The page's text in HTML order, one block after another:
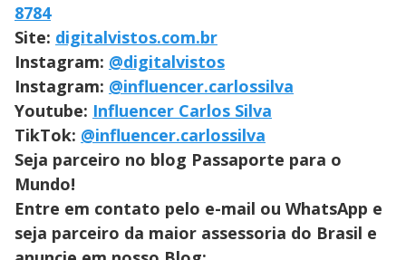
8784
Site: digitalvistos.com.br
Instagram: @digitalvistos
Instagram: @influencer.carlossilva
Youtube: Influencer Carlos Silva
TikTok: @influencer.carlossilva
Seja parceiro no blog Passaporte para o
Mundo!
Entre em contato pelo e-mail ou WhatsApp e
seja parceiro da maior assessoria do Brasil e